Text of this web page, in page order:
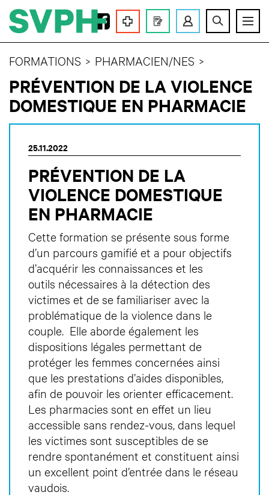
LA SVPH
ACTIVITÉS
FORMATIONS
SERVICES
MEMBRES
ASSEMBLÉES
FORMATIONS PHARMACIEN/NES
PRÉVENTION DE LA VIOLENCE
DOMESTIQUE EN PHARMACIE
25.11.2022
PRÉVENTION DE LA
VIOLENCE DOMESTIQUE
EN PHARMACIE
Cette formation se présente sous forme
d’un parcours gamifié et a pour objectifs
d’acquérir les connaissances et les
outils nécessaires à la détection des
victimes et de se familiariser avec la
problématique de la violence dans le
couple. Elle aborde également les
dispositions légales permettant de
protéger les femmes concernées ainsi
que les prestations d’aides disponibles,
afin de pouvoir les orienter efficacement.
Les pharmacies sont en effet un lieu
accessible sans rendez-vous, dans lequel
les victimes sont susceptibles de se
rendre spontanément et constituent ainsi
un excellent point d’entrée dans le réseau
vaudois.